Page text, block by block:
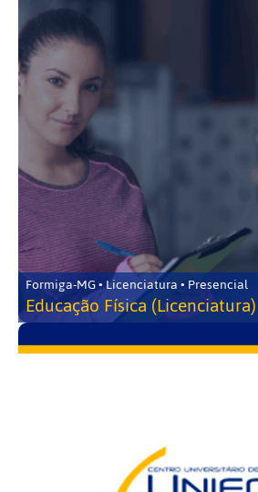
Formiga-MG • Licenciatura • Presencial
Educação Física (Licenciatura)